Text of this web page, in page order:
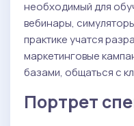
необходимый для
вебинары,
практике учатся
маркетинговые
базами, общаться с
Портрет